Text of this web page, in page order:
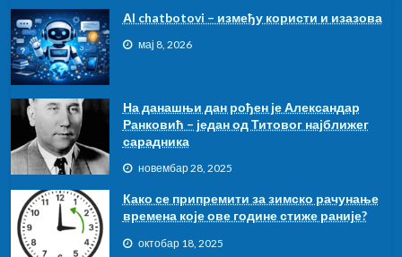
АI chatbotovi – између користи и изазова
мај 8, 2026
На данашњи дан рођен је Александар
Ранковић – један од Титовог најближег
сарадника
новембар 28, 2025
Како се припремити за зимско рачунање
времена које ове године стиже раније?
октобар 18, 2025